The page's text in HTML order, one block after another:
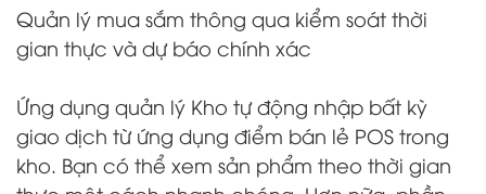
Quản lý mua sắm thông qua kiểm soát thời
gian thực và dự báo chính xác
Ứng dụng quản lý Kho tự động nhập bất kỳ
giao dịch từ ứng dụng điểm bán lẻ POS trong
kho. Bạn có thể xem sản phẩm theo thời gian